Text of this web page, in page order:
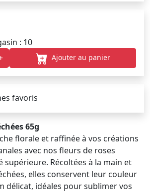
: 10
Ajouter au panier
favoris
65g
florale et raffinée à vos créations
avec nos fleurs de roses
supérieure. Récoltées à la main et
elles conservent leur couleur
délicat, idéales pour sublimer vos